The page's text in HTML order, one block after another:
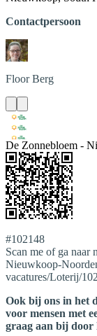
Contactpersoon
Floor Berg
De Zonnebloem -
#102148
Scan me of ga
Nieuwkoop-
vacatures/Loterij/
Ook bij ons in het
voor mensen met
graag aan bij door